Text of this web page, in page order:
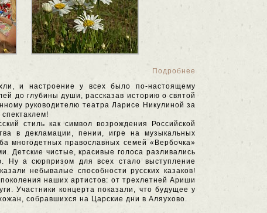
Подробнее
и настроение у всех было по-настоящему
до глубины души, рассказав историю о святой
руководителю театра Ларисе Никулиной за
стиль как символ возрождения Российской
в декламации, пении, игре на музыкальных
многодетных православных семей «Вербочка»
Детские чистые, красивые голоса разливались
Ну а сюрпризом для всех стало выступление
небывалые способности русских казаков!
наших артистов: от трехлетней Ариши
Участники концерта показали, что будущее у
собравшихся на Царские дни в Аляухово.